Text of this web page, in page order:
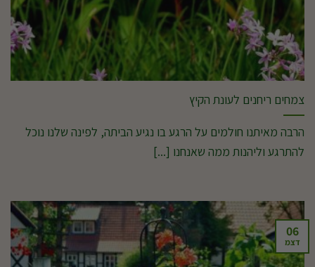
צמחים ריחנים לעונת הקיץ
הרבה מאיתנו חולמים על הרגע בו נגיע הביתה, לפינה שלנו נוכל
להתרגע וליהנות ממה שאנחנו [...]
06
דצמ